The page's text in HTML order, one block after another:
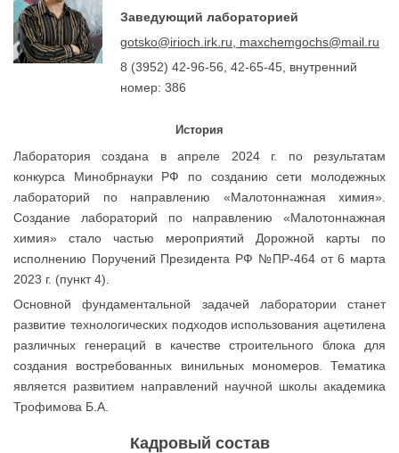
Заведующий лабораторией
gotsko@irioch.irk.ru, maxchemgochs@mail.ru
8 (3952) 42-96-56, 42-65-45, внутренний
номер: 386
История
Лаборатория создана в апреле 2024 г. по результатам
конкурса Минобрнауки РФ по созданию сети молодежных
лабораторий по направлению «Малотоннажная химия».
Создание лабораторий по направлению «Малотоннажная
химия» стало частью мероприятий Дорожной карты по
исполнению Поручений Президента РФ №ПР-464 от 6 марта
2023 г. (пункт 4).
Основной фундаментальной задачей лаборатории станет
развитие технологических подходов использования ацетилена
различных генераций в качестве строительного блока для
создания востребованных винильных мономеров. Тематика
является развитием направлений научной школы академика
Трофимова Б.А.
Кадровый состав